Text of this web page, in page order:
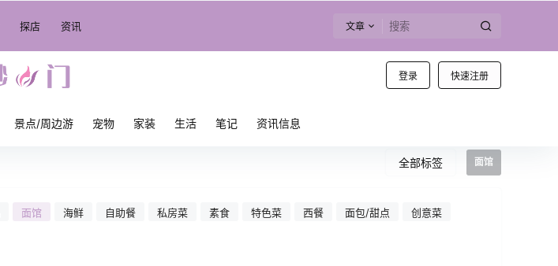
探店 资讯 文章
登录 快速注册
景点/周边游 宠物 家装 生活 笔记 资讯信息
全部标签 面馆
面馆 海鲜 自助餐 私房菜 素食 特色菜 西餐 面包/甜点 创意菜